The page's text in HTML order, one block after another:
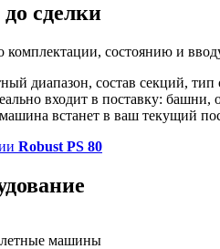
сделки
состоянию и
диапазон, состав секций,
входит в поставку: башни,
встанет в ваш текущий
Robust PS 80
машины